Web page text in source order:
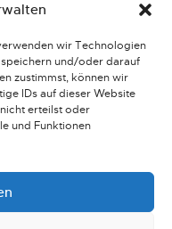
wir Technologien
und/oder darauf
zustimmst, können wir
IDs auf dieser Website
erteilst oder
und Funktionen